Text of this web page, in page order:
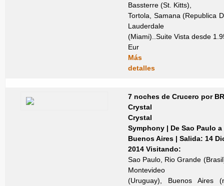
Bassterre (St. Kitts),
Tortola, Samana (Republica
Lauderdale
(Miami)..Suite Vista desde
Eur
Más
detalles
7 noches de Crucero por
Crystal
Crystal
Symphony | De Sao Paulo a
Buenos Aires | Salida: 14
2014 Visitando:
Sao Paulo, Rio Grande
Montevideo
(Uruguay), Buenos Aires